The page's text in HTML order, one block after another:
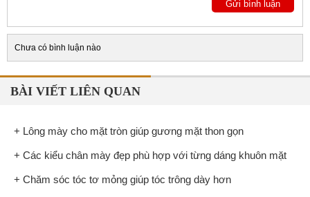
Chưa có bình luận nào
BÀI VIẾT LIÊN QUAN
+ Lông mày cho mặt tròn giúp gương mặt thon gọn
+ Các kiểu chân mày đẹp phù hợp với từng dáng khuôn mặt
+ Chăm sóc tóc tơ mỏng giúp tóc trông dày hơn